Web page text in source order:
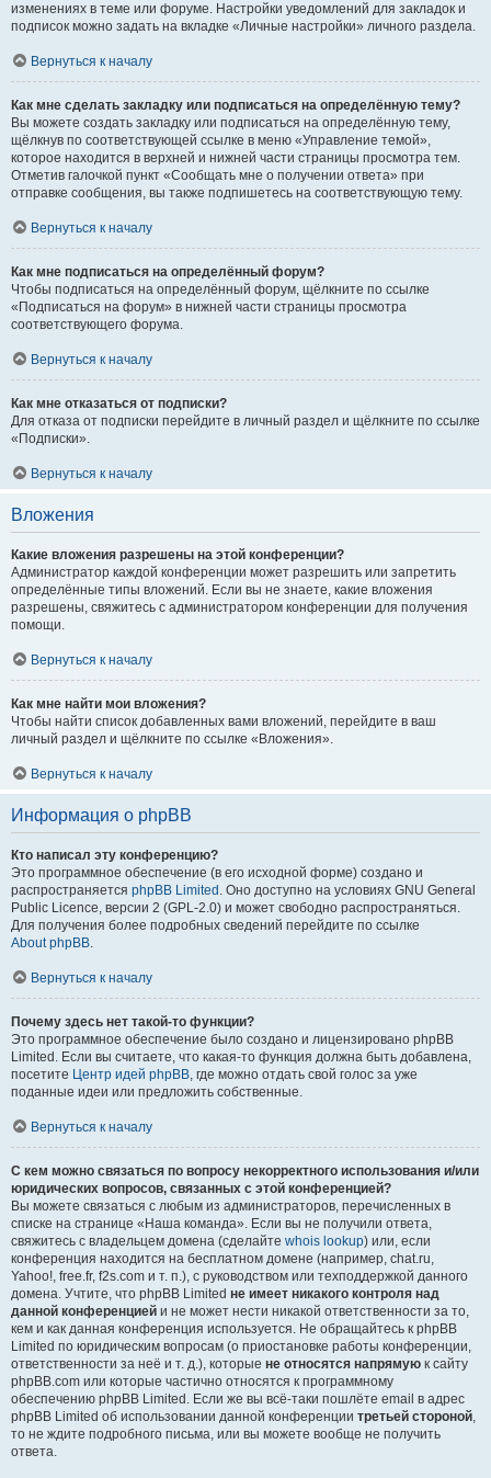
изменениях в теме или форуме. Настройки уведомлений для закладок и
подписок можно задать на вкладке «Личные настройки» личного раздела.
Вернуться к началу
Как мне сделать закладку или подписаться на определённую тему?
Вы можете создать закладку или подписаться на определённую тему,
щёлкнув по соответствующей ссылке в меню «Управление темой»,
которое находится в верхней и нижней части страницы просмотра тем.
Отметив галочкой пункт «Сообщать мне о получении ответа» при
отправке сообщения, вы также подпишетесь на соответствующую тему.
Вернуться к началу
Как мне подписаться на определённый форум?
Чтобы подписаться на определённый форум, щёлкните по ссылке
«Подписаться на форум» в нижней части страницы просмотра
соответствующего форума.
Вернуться к началу
Как мне отказаться от подписки?
Для отказа от подписки перейдите в личный раздел и щёлкните по ссылке
«Подписки».
Вернуться к началу
Вложения
Какие вложения разрешены на этой конференции?
Администратор каждой конференции может разрешить или запретить
определённые типы вложений. Если вы не знаете, какие вложения
разрешены, свяжитесь с администратором конференции для получения
помощи.
Вернуться к началу
Как мне найти мои вложения?
Чтобы найти список добавленных вами вложений, перейдите в ваш
личный раздел и щёлкните по ссылке «Вложения».
Вернуться к началу
Информация о phpBB
Кто написал эту конференцию?
Это программное обеспечение (в его исходной форме) создано и
распространяется phpBB Limited . Оно доступно на условиях GNU General
Public Licence, версии 2 (GPL-2.0) и может свободно распространяться.
Для получения более подробных сведений перейдите по ссылке
About phpBB.
Вернуться к началу
Почему здесь нет такой-то функции?
Это программное обеспечение было создано и лицензировано phpBB
Limited. Если вы считаете, что какая-то функция должна быть добавлена,
посетите Центр идей phpBB, где можно отдать свой голос за уже
поданные идеи или предложить собственные.
Вернуться к началу
С кем можно связаться по вопросу некорректного использования и/или
юридических вопросов, связанных с этой конференцией?
Вы можете связаться с любым из администраторов, перечисленных в
списке на странице «Наша команда». Если вы не получили ответа,
свяжитесь с владельцем домена (сделайте whois lookup) или, если
конференция находится на бесплатном домене (например, chat.ru,
Yahoo!, free.fr, f2s.com и т. п.), с руководством или техподдержкой данного
домена. Учтите, что phpBB Limited не имеет никакого контроля над
данной конференцией и не может нести никакой ответственности за то,
кем и как данная конференция используется. Не обращайтесь к phpBB
Limited по юридическим вопросам (о приостановке работы конференции,
ответственности за неё и т. д.), которые не относятся напрямую к сайту
phpBB.com или которые частично относятся к программному
обеспечению phpBB Limited. Если же вы всё-таки пошлёте email в адрес
phpBB Limited об использовании данной конференции третьей стороной,
то не ждите подробного письма, или вы можете вообще не получить
ответа.